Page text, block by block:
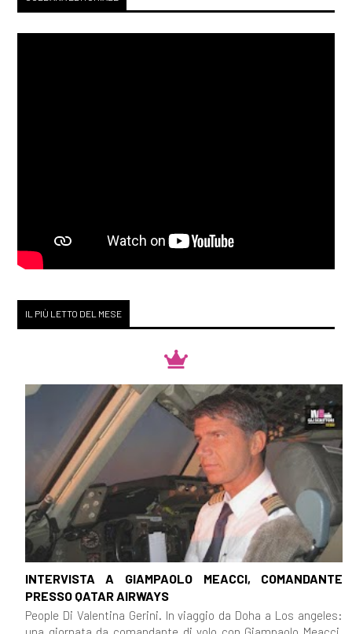
IL PIÙ LETTO DEL MESE
INTERVISTA A GIAMPAOLO MEACCI, COMANDANTE
PRESSO QATAR AIRWAYS
People Di Valentina Gerini. In viaggio da Doha a Los angeles: